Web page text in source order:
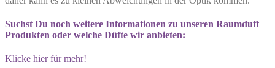
Suchst Du noch weitere Informationen zu unseren Raumduft
Produkten oder welche Düfte wir anbieten:
Klicke hier für mehr!